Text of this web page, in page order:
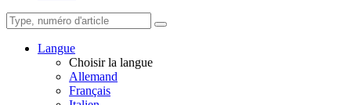
Langue
Choisir la langue
Allemand
Français